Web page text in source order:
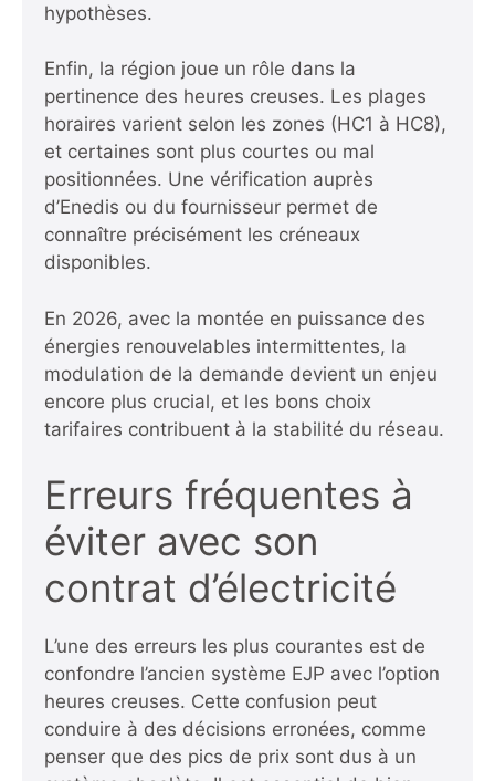
hypothèses.
Enfin, la région joue un rôle dans la
pertinence des heures creuses. Les plages
horaires varient selon les zones (HC1 à HC8),
et certaines sont plus courtes ou mal
positionnées. Une vérification auprès
d’Enedis ou du fournisseur permet de
connaître précisément les créneaux
disponibles.
En 2026, avec la montée en puissance des
énergies renouvelables intermittentes, la
modulation de la demande devient un enjeu
encore plus crucial, et les bons choix
tarifaires contribuent à la stabilité du réseau.
Erreurs fréquentes à
éviter avec son
contrat d’électricité
L’une des erreurs les plus courantes est de
confondre l’ancien système EJP avec l’option
heures creuses. Cette confusion peut
conduire à des décisions erronées, comme
penser que des pics de prix sont dus à un